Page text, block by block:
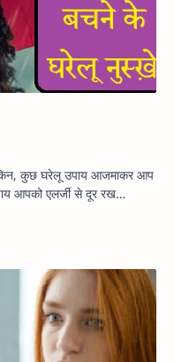
कुछ घरेलू उपाय आजमाकर आप
आपको एलर्जी से दूर रख…